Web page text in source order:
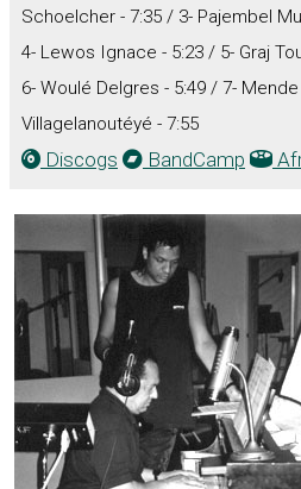
Schoelcher - 7:35 / 3- Pajembel
4- Lewos Ignace - 5:23 / 5- Graj
6- Woulé Delgres - 5:49 / 7-
Villagelanoutéyé - 7:55
Discogs BandCamp